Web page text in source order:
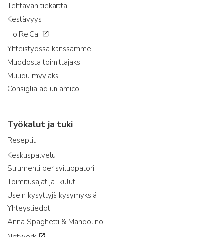
Tehtävän tiekartta
Kestävyys
Ho.Re.Ca.
Yhteistyössä kanssamme
Muodosta toimittajaksi
Muudu myyjäksi
Consiglia ad un amico
Työkalut ja tuki
Reseptit
Keskuspalvelu
Strumenti per sviluppatori
Toimitusajat ja -kulut
Usein kysyttyjä kysymyksiä
Yhteystiedot
Anna Spaghetti & Mandolino